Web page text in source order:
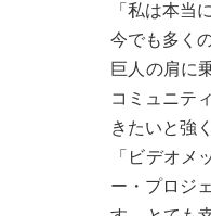
「私は本
今でも多く
巨人の肩に
コミュニテ
きたいと強
「ビデオ
ー・プロジ